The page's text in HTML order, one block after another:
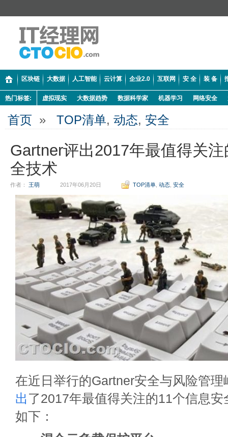
区块链 大数据 人工智能 云计算 企业2.0 互联网 安 全 装 备
热门标签: 虚拟现实 大数据趋势 数据科学家 机器学习 网络安全
首页 » TOP清单, 动态, 安全
Gartner评出2017年最值得关
全技术
作者： 王萌 2017年06月20日 TOP清单 动态 安全
在近日举行的Gartner安全与风险管理
出 了2017年最值得关注的11个信息
如下：